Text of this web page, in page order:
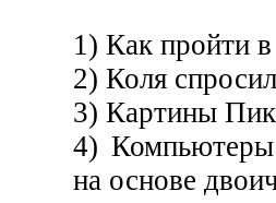
1) Как пройти
2) Коля
3) Картины
4)
на основе